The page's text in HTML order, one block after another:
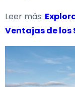
Leer más:
Ventajas de los